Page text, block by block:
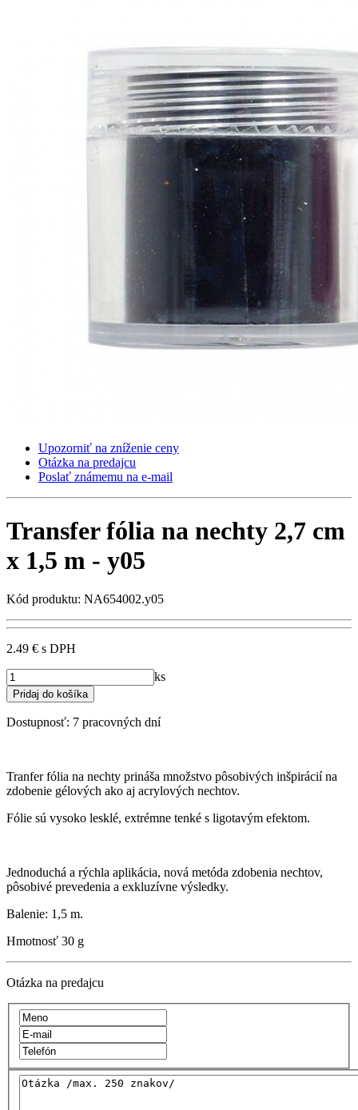
Upozorniť na zníženie ceny
Otázka na predajcu
Poslať známemu na e-mail
Transfer fólia na nechty 2,7 cm
x 1,5 m - y05
Kód produktu: NA654002.y05
2.49 € s DPH
ks
Dostupnosť: 7 pracovných dní
Tranfer fólia na nechty prináša množstvo pôsobivých inšpirácií na
zdobenie gélových ako aj acrylových nechtov.
Fólie sú vysoko lesklé, extrémne tenké s ligotavým efektom.
Jednoduchá a rýchla aplikácia, nová metóda zdobenia nechtov,
pôsobivé prevedenia a exkluzívne výsledky.
Balenie: 1,5 m.
Hmotnosť 30 g
Otázka na predajcu